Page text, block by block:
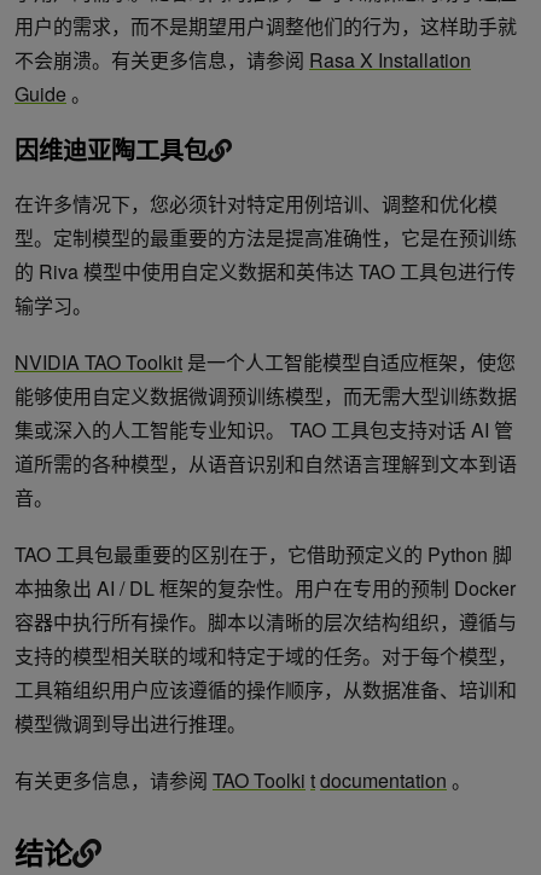
用户的需求，而不是期望用户调整他们的行为，这样助手就
不会崩溃。有关更多信息，请参阅 Rasa X Installation
Guide 。
因维迪亚陶工具包
在许多情况下，您必须针对特定用例培训、调整和优化模
型。定制模型的最重要的方法是提高准确性，它是在预训练
的 Riva 模型中使用自定义数据和英伟达 TAO 工具包进行传
输学习。
NVIDIA TAO Toolkit 是一个人工智能模型自适应框架，使您
能够使用自定义数据微调预训练模型，而无需大型训练数据
集或深入的人工智能专业知识。 TAO 工具包支持对话 AI 管
道所需的各种模型，从语音识别和自然语言理解到文本到语
音。
TAO 工具包最重要的区别在于，它借助预定义的 Python 脚
本抽象出 AI / DL 框架的复杂性。用户在专用的预制 Docker
容器中执行所有操作。脚本以清晰的层次结构组织，遵循与
支持的模型相关联的域和特定于域的任务。对于每个模型，
工具箱组织用户应该遵循的操作顺序，从数据准备、培训和
模型微调到导出进行推理。
有关更多信息，请参阅 TAO Toolki tdocumentation 。
结论